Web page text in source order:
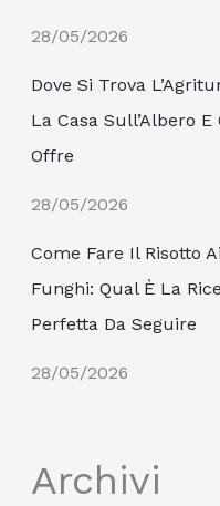
28/05/2026
Dove Si Trova
La Casa Sull’Albero E
Offre
28/05/2026
Come Fare Il Risotto Ai
Funghi: Qual È La
Perfetta Da Seguire
28/05/2026
Archivi